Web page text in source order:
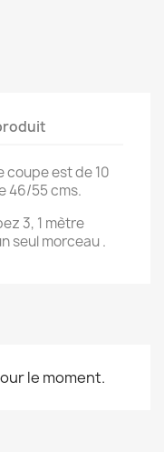
coupe est de 10
46/55 cms.
3, 1 mètre
seul morceau .
le moment.